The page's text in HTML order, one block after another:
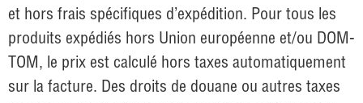
et hors frais spécifiques d’expédition. Pour tous les
produits expédiés hors Union européenne et/ou DOM-
TOM, le prix est calculé hors taxes automatiquement
sur la facture. Des droits de douane ou autres taxes